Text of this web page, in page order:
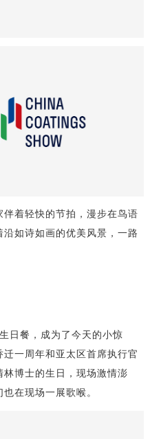
着轻快的节拍，漫步在鸟语
如诗如画的优美风景，一路
日餐，成为了今天的小惊
一周年和亚太区首席执行官
博士的生日，现场激情澎
在现场一展歌喉。